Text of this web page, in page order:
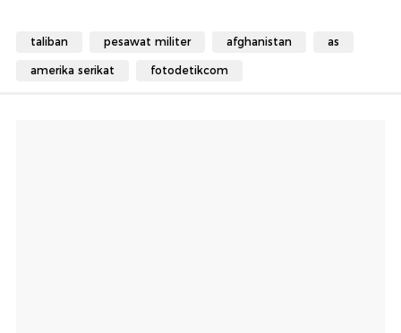
taliban pesawat militer afghanistan as
amerika serikat fotodetikcom